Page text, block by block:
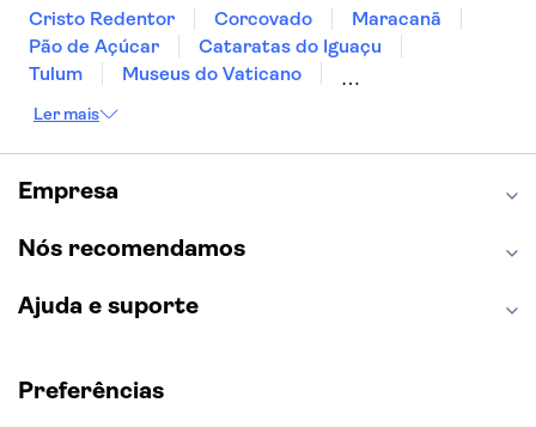
Cristo Redentor Corcovado
Maracanã
Pão de Açúcar
Cataratas do Iguaçu
Tulum
Museus do Vaticano
Capela Sistina
Sagrada Família
Estátua da Liberdade
Empire State Building
Burj Khalifa
Discovery Cove
Ler mais
Empresa
Nós recomendamos
Ajuda e suporte
Preferências